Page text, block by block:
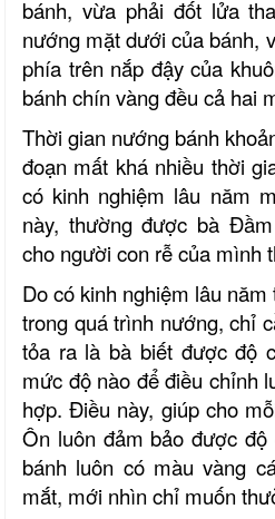
bánh, vừa phải đốt lửa
nướng mặt dưới của bánh,
phía trên nắp đậy của
bánh chín vàng đều cả hai
Thời gian nướng bánh
đoạn mất khá nhiều thời
có kinh nghiệm lâu năm
này, thường được bà
cho người con rễ của mình
Do có kinh nghiệm lâu
trong quá trình nướng, chỉ
tỏa ra là bà biết được độ
mức độ nào để điều chỉnh
hợp. Điều này, giúp cho
Ôn luôn đảm bảo được
bánh luôn có màu vàng
mắt, mới nhìn chỉ muốn